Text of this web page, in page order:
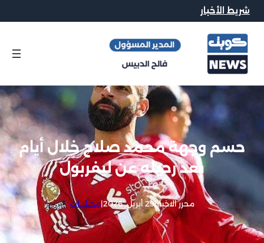
شريط الأخبار
حسم وجهة محمد صلاح خلال أيام
بعد رحيله عن ليفربول
محرر الاخبار|29 أبريل, 2026 |محــليــات